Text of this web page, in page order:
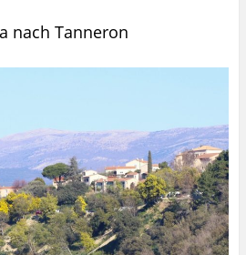
nach Tanneron